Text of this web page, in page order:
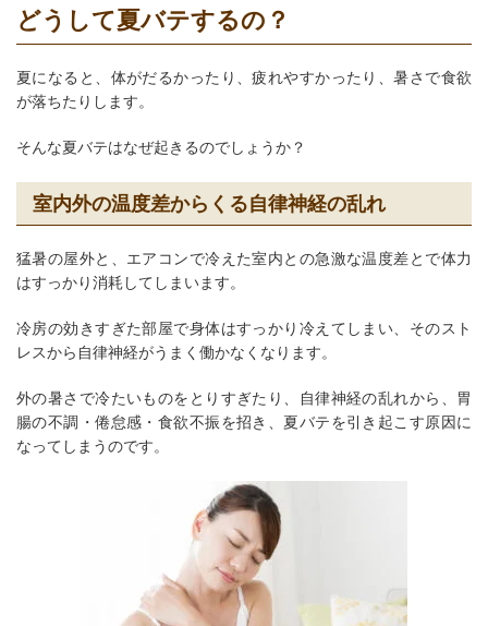
どうして夏バテするの？
夏になると、体がだるかったり、疲れやすかったり、暑さで食欲
が落ちたりします。
そんな夏バテはなぜ起きるのでしょうか？
室内外の温度差からくる自律神経の乱れ
猛暑の屋外と、エアコンで冷えた室内との急激な温度差とで体力
はすっかり消耗してしまいます。
冷房の効きすぎた部屋で身体はすっかり冷えてしまい、そのスト
レスから自律神経がうまく働かなくなります。
外の暑さで冷たいものをとりすぎたり、自律神経の乱れから、胃
腸の不調・倦怠感・食欲不振を招き、夏バテを引き起こす原因に
なってしまうのです。